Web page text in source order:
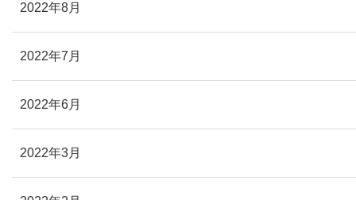
2022年8月
2022年7月
2022年6月
2022年3月